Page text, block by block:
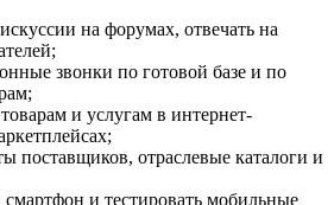
на форумах, отвечать на
звонки по готовой базе и по
и услугам в интернет-
поставщиков, отраслевые каталоги и
смартфон и тестировать мобильные